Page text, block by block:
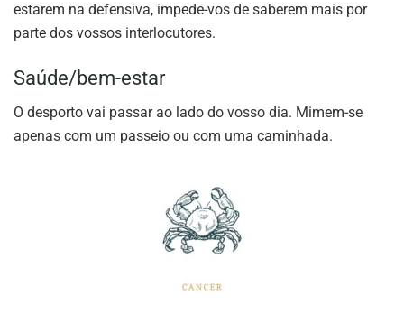
estarem na defensiva, impede-vos de saberem mais por
parte dos vossos interlocutores.
Saúde/bem-estar
O desporto vai passar ao lado do vosso dia. Mimem-se
apenas com um passeio ou com uma caminhada.